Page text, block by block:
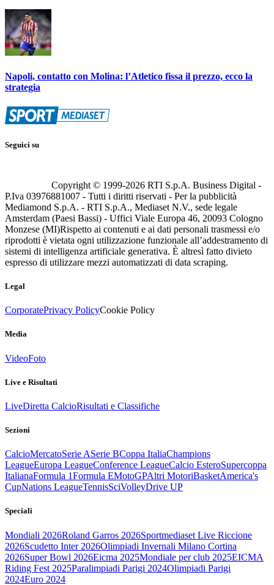
Napoli, contatto con Molina: l’Atletico fissa il prezzo, ecco la
strategia
Seguici su
Copyright © 1999-2026 RTI S.p.A. Business Digital -
P.Iva 03976881007 - Tutti i diritti riservati - Per la pubblicità
Mediamond S.p.A. - RTI S.p.A., Mediaset N.V., sede legale
Amsterdam (Paesi Bassi) - Uffici Viale Europa 46, 20093 Cologno
Monzese (MI)Rispetto ai contenuti e ai dati personali trasmessi e/o
riprodotti è vietata ogni utilizzazione funzionale all’addestramento di
sistemi di intelligenza artificiale generativa. È altresì fatto divieto
espresso di utilizzare mezzi automatizzati di data scraping.
Legal
CorporatePrivacy PolicyCookie Policy
Media
VideoFoto
Live e Risultati
LiveDiretta CalcioRisultati e Classifiche
Sezioni
CalcioMercatoSerie ASerie BCoppa ItaliaChampions
LeagueEuropa LeagueConference LeagueCalcio EsteroSupercoppa
ItalianaFormula 1Formula EMotoGPAltri MotoriBasketAmerica's
CupNations LeagueTennisSciVolleyDrive UP
Speciali
Mondiali 2026Roland Garros 2026Sportmediaset Live Riccione
2026Scudetto Inter 2026Olimpiadi Invernali Milano Cortina
2026Super Bowl 2026Eicma 2025Mondiale per club 2025EICMA
Riding Fest 2025Paralimpiadi Parigi 2024Olimpiadi Parigi
2024Euro 2024